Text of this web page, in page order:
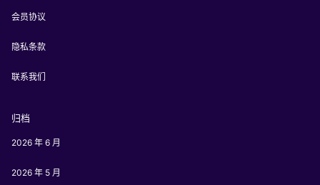
会员协议
隐私条款
联系我们
归档
2026 年 6 月
2026 年 5 月